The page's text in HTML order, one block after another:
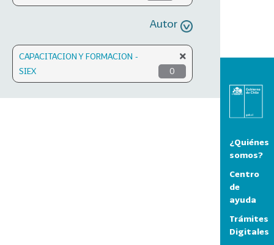
Autor
CAPACITACION Y FORMACION -
SIEX
0
¿Quiénes
somos?
Centro
de
ayuda
Trámites
Digitales